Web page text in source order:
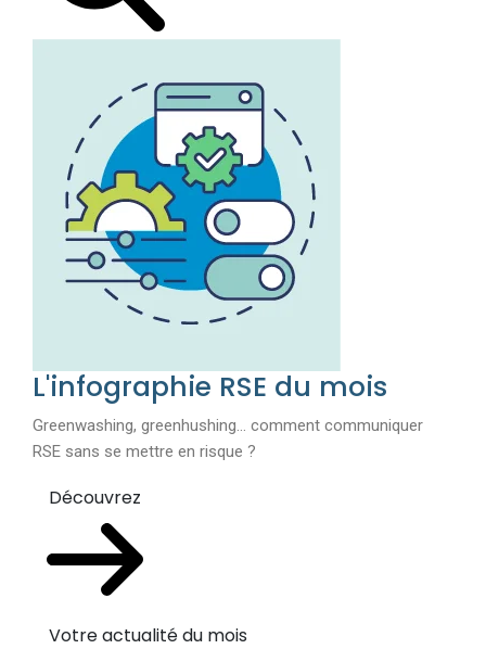
L'infographie RSE du mois
Greenwashing, greenhushing… comment communiquer
RSE sans se mettre en risque ?
Découvrez
Votre actualité du mois